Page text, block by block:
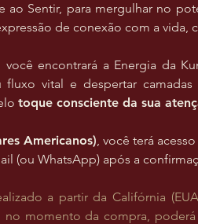
ao Sentir, para mergulhar no
de conexão com a vida,
encontrará a Energia da
vital e despertar
toque consciente da sua
Americanos), você terá
(ou WhatsApp) após a
a partir da Califórnia
momento da compra,